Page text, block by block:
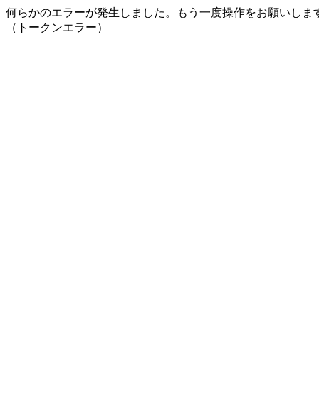
何らかのエラーが発生しました。もう一度操作をお願いしま
（トークンエラー）